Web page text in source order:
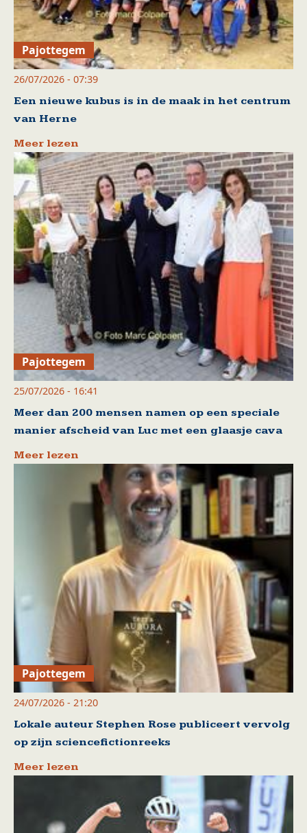
Pajottegem
26/07/2026 - 07:39
Een nieuwe kubus is in de maak in het centrum
van Herne
Meer lezen
Pajottegem
25/07/2026 - 16:41
Meer dan 200 mensen namen op een speciale
manier afscheid van Luc met een glaasje cava
Meer lezen
Pajottegem
24/07/2026 - 21:20
Lokale auteur Stephen Rose publiceert vervolg
op zijn sciencefictionreeks
Meer lezen